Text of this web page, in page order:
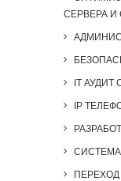
СЕРВЕРА И
IT АУДИТ
IP
СИСТЕМА